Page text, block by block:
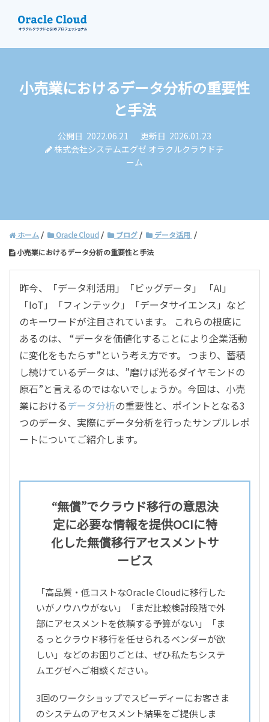
資料請求
小売業におけるデータ分析の重要性
と手法
公開日 2022.06.21 更新日 2026.01.23
株式会社システムエグゼ オラクルクラウドチ
ーム
ホーム Oracle Cloud ブログ
データ活用
小売業におけるデータ分析の重要性と手法
昨今、「データ利活用」「ビッグデータ」 「AI」
「IoT」「フィンテック」「データサイエンス」など
のキーワードが注目されています。 これらの根底に
あるのは、 “データを価値化することにより企業活動
に変化をもたらす”という考え方です。 つまり、蓄積
し続けているデータは、”磨けば光るダイヤモンドの
原石”と言えるのではないでしょうか。今回は、小売
業におけるデータ分析の重要性と、ポイントとなる3
つのデータ、実際にデータ分析を行ったサンプルレポ
ートについてご紹介します。
“無償”でクラウド移行の意思決
定に必要な情報を提供OCIに特
化した無償移行アセスメントサ
ービス
「高品質・低コストなOracle Cloudに移行した
いがノウハウがない」「まだ比較検討段階で外
部にアセスメントを依頼する予算がない」「ま
るっとクラウド移行を任せられるベンダーが欲
しい」などのお困りごとは、ぜひ私たちシステ
ムエグゼへご相談ください。
3回のワークショップでスピーディーにお客さま
のシステムのアセスメント結果をご提供しま